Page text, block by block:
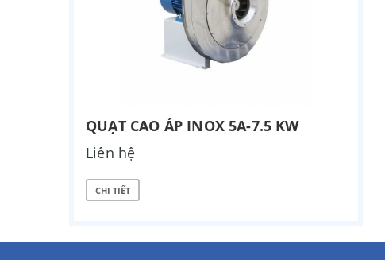
QUẠT CAO ÁP INOX 5A-7.5 KW
Liên hệ
CHI TIẾT